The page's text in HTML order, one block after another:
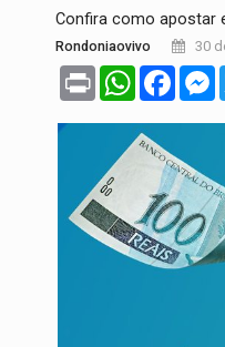
Confira como apostar
Rondoniaovivo 30
Print WhatsApp